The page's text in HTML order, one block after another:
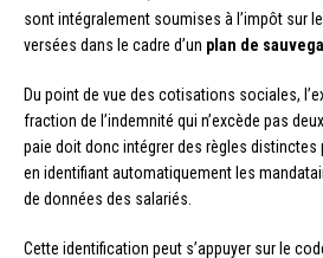
sont intégralement soumises à l’impôt sur
versées dans le cadre d’un plan de
Du point de vue des cotisations sociales,
fraction de l’indemnité qui n’excède pas
paie doit donc intégrer des règles distinctes
en identifiant automatiquement les
de données des salariés.
Cette identification peut s’appuyer sur le